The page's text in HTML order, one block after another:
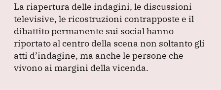
La riapertura delle indagini, le discussioni
televisive, le ricostruzioni contrapposte e il
dibattito permanente sui social hanno
riportato al centro della scena non soltanto gli
atti d’indagine, ma anche le persone che
vivono ai margini della vicenda.